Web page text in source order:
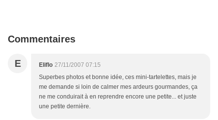
Commentaires
E Eliflo 27/11/2007 07:15
Superbes photos et bonne idée, ces mini-tartelettes, mais je
me demande si loin de calmer mes ardeurs gourmandes, ça
ne me conduirait à en reprendre encore une petite... et juste
une petite dernière.